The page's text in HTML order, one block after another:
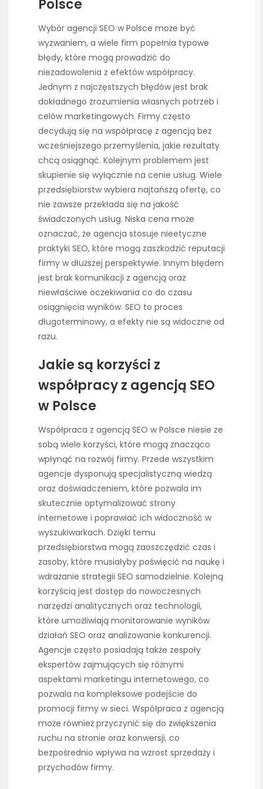
Polsce
Wybór agencji SEO w Polsce może być
wyzwaniem, a wiele firm popełnia typowe
błędy, które mogą prowadzić do
niezadowolenia z efektów współpracy.
Jednym z najczęstszych błędów jest brak
dokładnego zrozumienia własnych potrzeb i
celów marketingowych. Firmy często
decydują się na współpracę z agencją bez
wcześniejszego przemyślenia, jakie rezultaty
chcą osiągnąć. Kolejnym problemem jest
skupienie się wyłącznie na cenie usług. Wiele
przedsiębiorstw wybiera najtańszą ofertę, co
nie zawsze przekłada się na jakość
świadczonych usług. Niska cena może
oznaczać, że agencja stosuje nieetyczne
praktyki SEO, które mogą zaszkodzić reputacji
firmy w dłuższej perspektywie. Innym błędem
jest brak komunikacji z agencją oraz
niewłaściwe oczekiwania co do czasu
osiągnięcia wyników. SEO to proces
długoterminowy, a efekty nie są widoczne od
razu.
Jakie są korzyści z
współpracy z agencją SEO
w Polsce
Współpraca z agencją SEO w Polsce niesie ze
sobą wiele korzyści, które mogą znacząco
wpłynąć na rozwój firmy. Przede wszystkim
agencje dysponują specjalistyczną wiedzą
oraz doświadczeniem, które pozwala im
skutecznie optymalizować strony
internetowe i poprawiać ich widoczność w
wyszukiwarkach. Dzięki temu
przedsiębiorstwa mogą zaoszczędzić czas i
zasoby, które musiałyby poświęcić na naukę i
wdrażanie strategii SEO samodzielnie. Kolejną
korzyścią jest dostęp do nowoczesnych
narzędzi analitycznych oraz technologii,
które umożliwiają monitorowanie wyników
działań SEO oraz analizowanie konkurencji.
Agencje często posiadają także zespoły
ekspertów zajmujących się różnymi
aspektami marketingu internetowego, co
pozwala na kompleksowe podejście do
promocji firmy w sieci. Współpraca z agencją
może również przyczynić się do zwiększenia
ruchu na stronie oraz konwersji, co
bezpośrednio wpływa na wzrost sprzedaży i
przychodów firmy.